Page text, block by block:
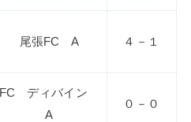
尾張FC A ４－１
FC ディバイン
A
０－０